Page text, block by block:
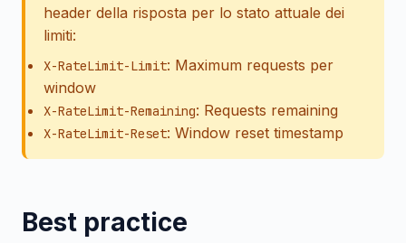
header della risposta per lo stato attuale dei
limiti:
X-RateLimit-Limit: Maximum requests per
window
X-RateLimit-Remaining: Requests remaining
X-RateLimit-Reset: Window reset timestamp
Best practice